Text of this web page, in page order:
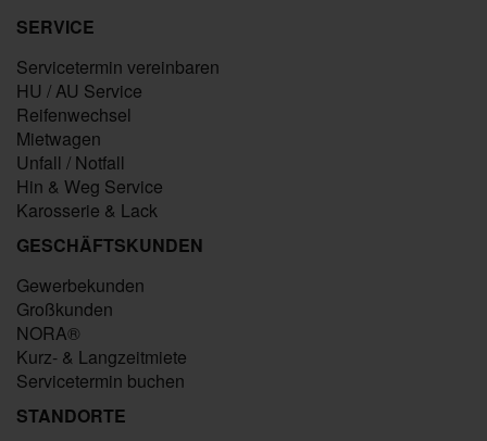
SERVICE
Servicetermin vereinbaren
HU / AU Service
Reifenwechsel
Mietwagen
Unfall / Notfall
Hin & Weg Service
Karosserie & Lack
GESCHÄFTSKUNDEN
Gewerbekunden
Großkunden
NORA®
Kurz- & Langzeitmiete
Servicetermin buchen
STANDORTE